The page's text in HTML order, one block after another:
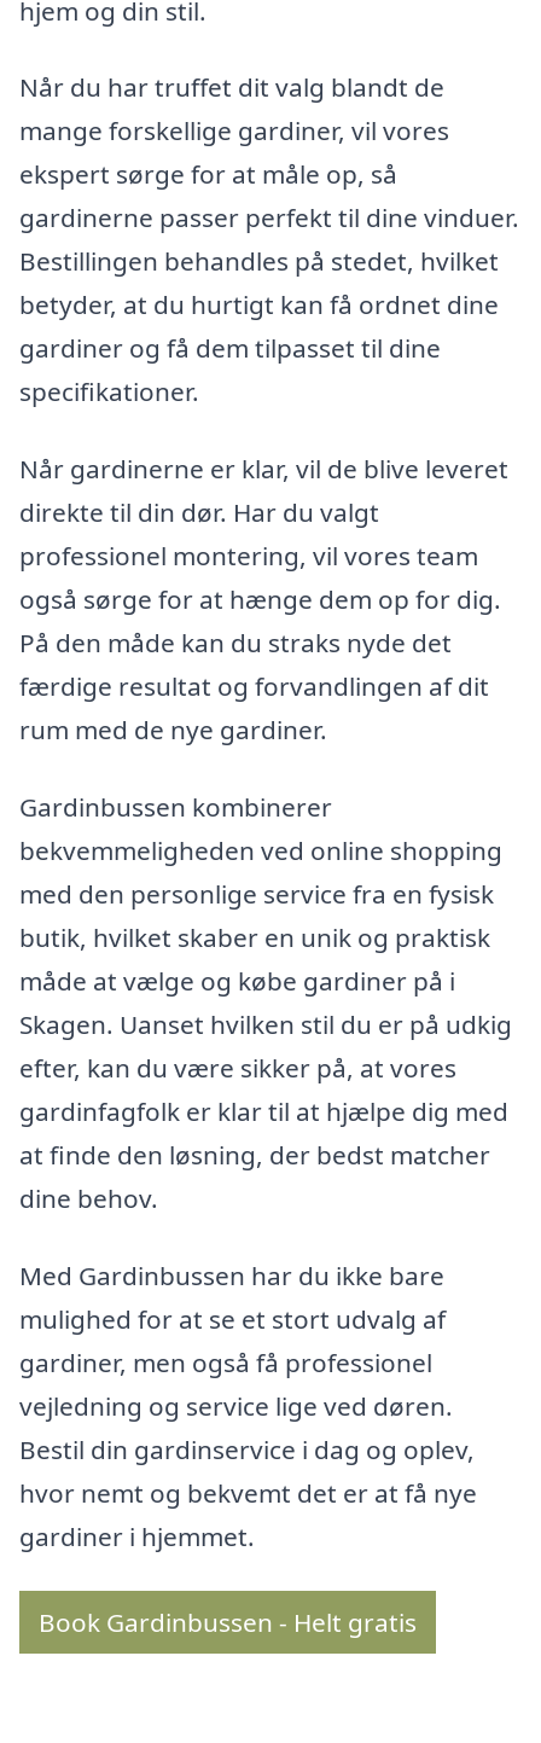
hjem og din stil.
Når du har truffet dit valg blandt de
mange forskellige gardiner, vil vores
ekspert sørge for at måle op, så
gardinerne passer perfekt til dine vinduer.
Bestillingen behandles på stedet, hvilket
betyder, at du hurtigt kan få ordnet dine
gardiner og få dem tilpasset til dine
specifikationer.
Når gardinerne er klar, vil de blive leveret
direkte til din dør. Har du valgt
professionel montering, vil vores team
også sørge for at hænge dem op for dig.
På den måde kan du straks nyde det
færdige resultat og forvandlingen af dit
rum med de nye gardiner.
Gardinbussen kombinerer
bekvemmeligheden ved online shopping
med den personlige service fra en fysisk
butik, hvilket skaber en unik og praktisk
måde at vælge og købe gardiner på i
Skagen. Uanset hvilken stil du er på udkig
efter, kan du være sikker på, at vores
gardinfagfolk er klar til at hjælpe dig med
at finde den løsning, der bedst matcher
dine behov.
Med Gardinbussen har du ikke bare
mulighed for at se et stort udvalg af
gardiner, men også få professionel
vejledning og service lige ved døren.
Bestil din gardinservice i dag og oplev,
hvor nemt og bekvemt det er at få nye
gardiner i hjemmet.
Book Gardinbussen - Helt gratis